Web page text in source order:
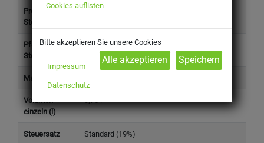
Preis (inkl.
Steuer)
12,09 €
Pfand (inkl.
Steuer)
3,30 €
Marke
Volumen
einzeln (l)
0,75 l
Steuersatz Standard (19%)
Cookies auflisten
Bitte akzeptieren Sie unsere Cookies
Impressum
Datenschutz